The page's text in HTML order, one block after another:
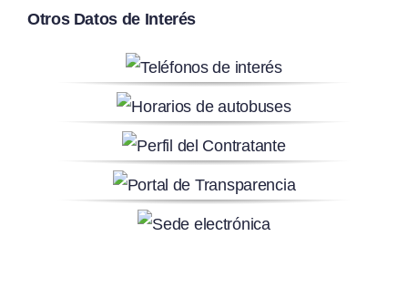
Otros Datos de Interés